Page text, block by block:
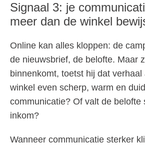
Signaal 3: je
meer dan de winkel
Online kan alles kloppen: de
de nieuwsbrief, de belofte. Maar
binnenkomt, toetst hij dat verhaal
winkel even scherp, warm en
communicatie? Of valt de belofte
inkom?
Wanneer communicatie sterker